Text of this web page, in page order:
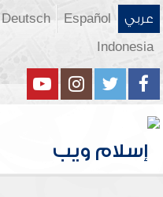
عربي Español
Deutsch
Indonesia